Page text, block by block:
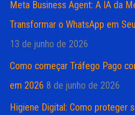
Meta Business Agent: A IA da
Transformar o WhatsApp em
13 de junho de 2026
Como começar Tráfego Pago
em 2026 8 de junho de 2026
Higiene Digital: Como proteger